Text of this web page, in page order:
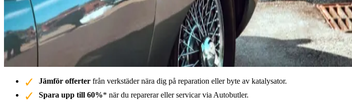
Jämför offerter från verkstäder nära dig på reparation eller byte av katalysator.
Spara upp till 60%* när du reparerar eller servicar via Autobutler.